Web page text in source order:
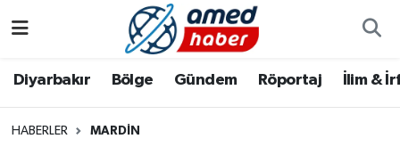
Diyarbakır Bölge Gündem Röportaj İlim &
HABERLER MARDIN
Bölge
Aile
Diyarbakır Hava Durumu